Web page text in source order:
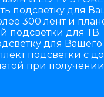
подсветку для
300 лент и
подсветки для
для Вашего
подсветки с
при